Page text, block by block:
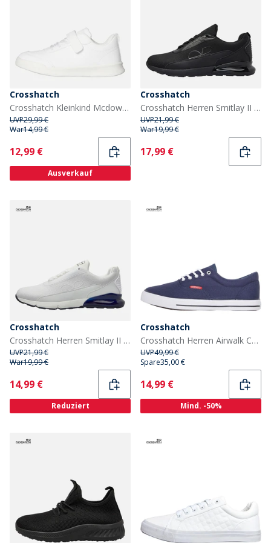
Crosshatch
Crosshatch Kleinkind Mcdowell Turnschuhe Weiss Mono
UVP29,99 €
War14,99 €
Current
12,99 €
Ausverkauf
Crosshatch
Crosshatch Herren Smitlay II Turnschuhe Black Mono
UVP21,99 €
War19,99 €
Current
17,99 €
Crosshatch
Crosshatch Herren Smitlay II Turnschuhe Weiß/Navy
UVP21,99 €
War19,99 €
Current
14,99 €
Reduziert
Crosshatch
Crosshatch Herren Airwalk Canvas Pumps Marineblau
UVP49,99 €
Spare35,00 €
Current
14,99 €
Mind. -50%